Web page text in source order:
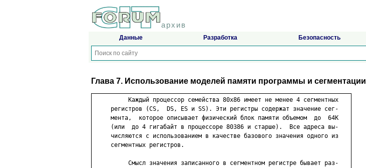
архив
Данные Разработка Безопасность
Глава 7. Использование моделей памяти программы и сегментации
          Каждый процессор семейства 80х86 имеет не менее 4 сегментных
     регистров (CS,  DS, ES и SS). Эти регистры содержат значение сег-
     мента,  которое описывает физический блок памяти объемом  до  64К
     (или  до 4 гигабайт в процессоре 80386 и старше).  Все адреса вы-
     числяются с использованием в качестве базового значения одного из
     сегментных регистров.
          Смысл значения записанного в сегментном регистре бывает раз-